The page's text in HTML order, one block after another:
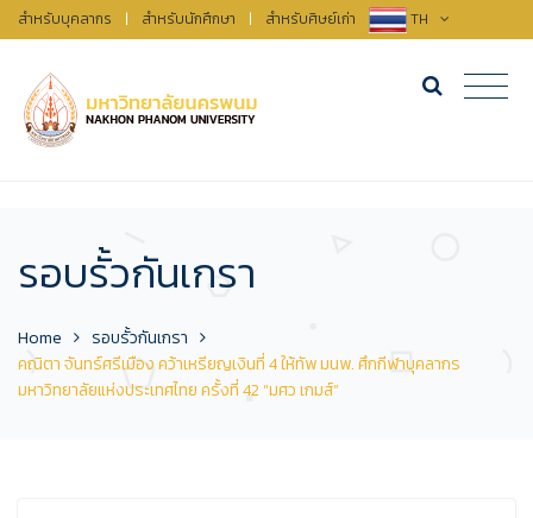
สำหรับบุคลากร | สำหรับนักศึกษา | สำหรับศิษย์เก่า TH
รอบรั้วกันเกรา
Home
รอบรั้วกันเกรา
คณิตา จันทร์ศรีเมือง คว้าเหรียญเงินที่ 4 ให้ทัพ มนพ. ศึกกีฬาบุคลากร
มหาวิทยาลัยแห่งประเทศไทย ครั้งที่ 42 “มศว เกมส์”